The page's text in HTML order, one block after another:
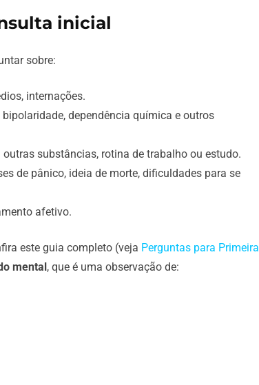
inicial
sobre:
internações.
dependência química e outros
substâncias, rotina de trabalho ou estudo.
de pânico, ideia de morte, dificuldades para se
afetivo.
este guia completo (veja Perguntas para Primeira
mental , que é uma observação de: